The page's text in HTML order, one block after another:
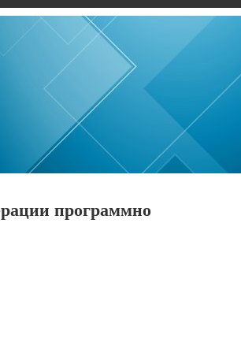
программно